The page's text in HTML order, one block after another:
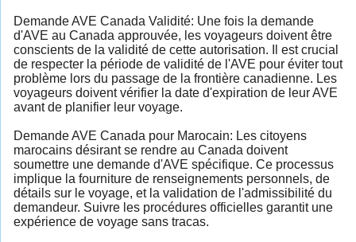
Demande AVE Canada Validité: Une fois la demande
d'AVE au Canada approuvée, les voyageurs doivent être
conscients de la validité de cette autorisation. Il est crucial
de respecter la période de validité de l'AVE pour éviter tout
problème lors du passage de la frontière canadienne. Les
voyageurs doivent vérifier la date d'expiration de leur AVE
avant de planifier leur voyage.
Demande AVE Canada pour Marocain: Les citoyens
marocains désirant se rendre au Canada doivent
soumettre une demande d'AVE spécifique. Ce processus
implique la fourniture de renseignements personnels, de
détails sur le voyage, et la validation de l'admissibilité du
demandeur. Suivre les procédures officielles garantit une
expérience de voyage sans tracas.